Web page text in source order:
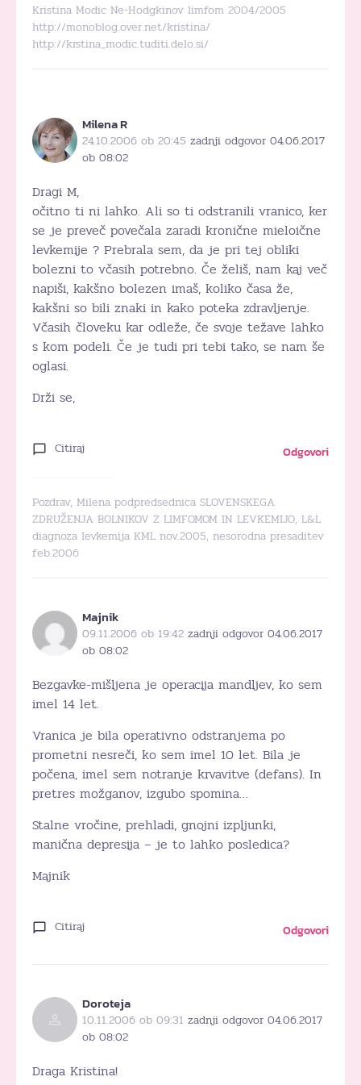
Kristina Modic Ne-Hodgkinov limfom 2004/2005
http://monoblog.over.net/kristina/
http://krstina_modic.tuditi.delo.si/
Milena R
24.10.2006 ob 20:45 zadnji odgovor 04.06.2017
ob 08:02
Dragi M,
očitno ti ni lahko. Ali so ti odstranili vranico, ker
se je preveč povečala zaradi kronične mieloične
levkemije ? Prebrala sem, da je pri tej obliki
bolezni to včasih potrebno. Če želiš, nam kaj več
napiši, kakšno bolezen imaš, koliko časa že,
kakšni so bili znaki in kako poteka zdravljenje.
Včasih človeku kar odleže, če svoje težave lahko
s kom podeli. Če je tudi pri tebi tako, se nam še
oglasi.
Drži se,
Citiraj Odgovori
Pozdrav, Milena podpredsednica SLOVENSKEGA
ZDRUŽENJA BOLNIKOV Z LIMFOMOM IN LEVKEMIJO, L&L
diagnoza levkemija KML nov.2005, nesorodna presaditev
feb.2006
Majnik
09.11.2006 ob 19:42 zadnji odgovor 04.06.2017
ob 08:02
Bezgavke-mišljena je operacija mandljev, ko sem
imel 14 let.
Vranica je bila operativno odstranjema po
prometni nesreči, ko sem imel 10 let. Bila je
počena, imel sem notranje krvavitve (defans). In
pretres možganov, izgubo spomina…
Stalne vročine, prehladi, gnojni izpljunki,
manična depresija – je to lahko posledica?
Majnik
Citiraj Odgovori
Doroteja
10.11.2006 ob 09:31 zadnji odgovor 04.06.2017
ob 08:02
Draga Kristina!